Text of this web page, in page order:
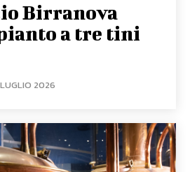
Birranova
a tre tini
2026